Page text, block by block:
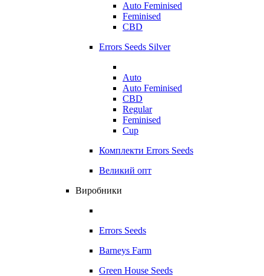
Auto Feminised
Feminised
CBD
Errors Seeds Silver
Auto
Auto Feminised
CBD
Regular
Feminised
Cup
Комплекти Errors Seeds
Великий опт
Виробники
Errors Seeds
Barneys Farm
Green House Seeds